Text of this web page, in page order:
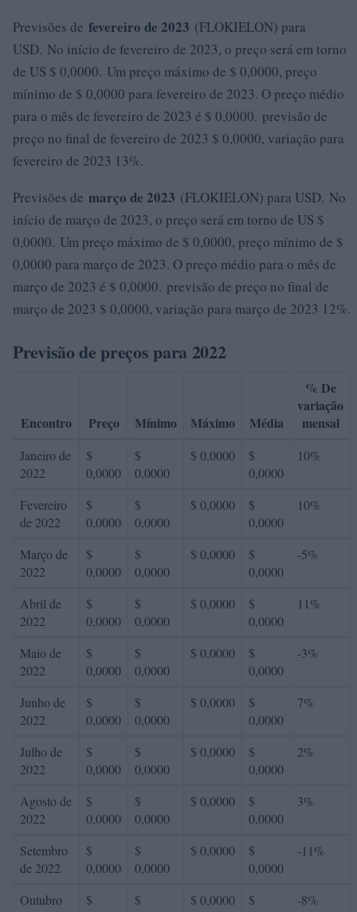
Previsões de fevereiro de 2023 (FLOKIELON) para
USD. No início de fevereiro de 2023, o preço será em torno
de US $ 0,0000. Um preço máximo de $ 0,0000, preço
mínimo de $ 0,0000 para fevereiro de 2023. O preço médio
para o mês de fevereiro de 2023 é $ 0,0000. previsão de
preço no final de fevereiro de 2023 $ 0,0000, variação para
fevereiro de 2023 13%.
Previsões de março de 2023 (FLOKIELON) para USD. No
início de março de 2023, o preço será em torno de US $
0,0000. Um preço máximo de $ 0,0000, preço mínimo de $
0,0000 para março de 2023. O preço médio para o mês de
março de 2023 é $ 0,0000. previsão de preço no final de
março de 2023 $ 0,0000, variação para março de 2023 12%.
Previsão de preços para 2022
Encontro Preço Mínimo Máximo Média
% De
variação
mensal
Janeiro de
2022
$
0,0000
$
0,0000
$ 0,0000
$
0,0000
10%
Fevereiro
de 2022
$
0,0000
$
0,0000
$ 0,0000
$
0,0000
10%
Março de
2022
$
0,0000
$
0,0000
$ 0,0000
$
0,0000
-5%
Abril de
2022
$
0,0000
$
0,0000
$ 0,0000
$
0,0000
11%
Maio de
2022
$
0,0000
$
0,0000
$ 0,0000
$
0,0000
-3%
Junho de
2022
$
0,0000
$
0,0000
$ 0,0000
$
0,0000
7%
Julho de
2022
$
0,0000
$
0,0000
$ 0,0000
$
0,0000
2%
Agosto de
2022
$
0,0000
$
0,0000
$ 0,0000
$
0,0000
3%
Setembro
de 2022
$
0,0000
$
0,0000
$ 0,0000
$
0,0000
-11%
Outubro
$
$
$ 0,0000
$
-8%